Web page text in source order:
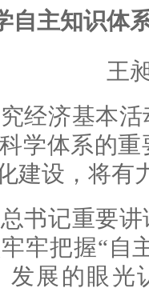
自主知识体
王
经济基本
学体系的
建设，将有
书记重要
牢把握“自
发展的眼光